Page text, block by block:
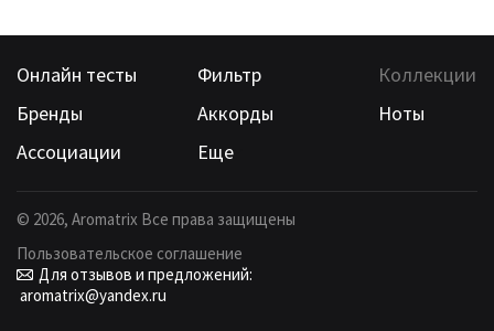
Онлайн тесты Фильтр
Коллекции
Бренды
Аккорды
Ноты
Ассоциации
Еще
© 2026, Aromatrix Все права защищены
Пользовательское соглашение
Для отзывов и предложений:
aromatrix@yandex.ru